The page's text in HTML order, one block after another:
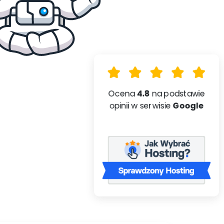
Ocena4.8 na podstawie
opinii w serwisie Google